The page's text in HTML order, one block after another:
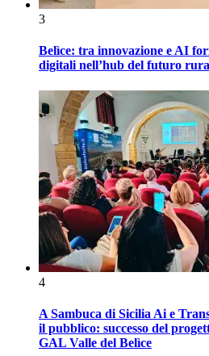
3
Belìce: tra innovazione e AI
digitali nell’hub del futuro
4
A Sambuca di Sicilia Ai e
il pubblico: successo del
GAL Valle del Belìce